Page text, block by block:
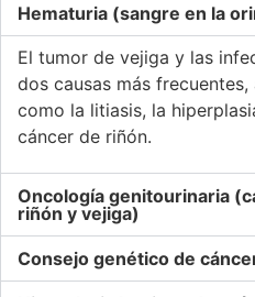
Hematuria (sangre en la
El tumor de vejiga y las
dos causas más
como la litiasis, la
cáncer de riñón.
Oncología genitourinaria
riñón y vejiga)
Consejo genético de